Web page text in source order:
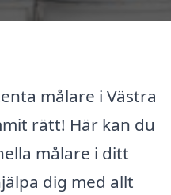
målare i Västra
rätt! Här kan du
målare i ditt
dig med allt